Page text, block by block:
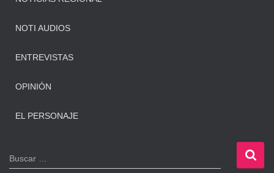
NOTI AUDIOS
ENTREVISTAS
OPINIÓN
EL PERSONAJE
B
u
Buscar …